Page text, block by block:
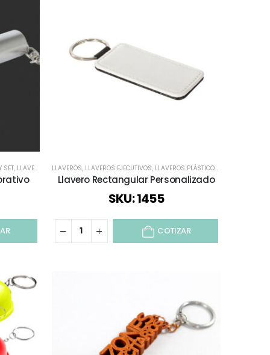
SET, LLAVEROS LLAVEROS FUNCIONALES,LLAVEROS PLÁSTICOS,TODOS,TODOS LOS
LLAVEROS, LLAVEROS EJECUTIVOS, LLAVEROS PLÁSTICOS
Llavero Rectangular Personalizado
SKU: 1455
COTIZAR